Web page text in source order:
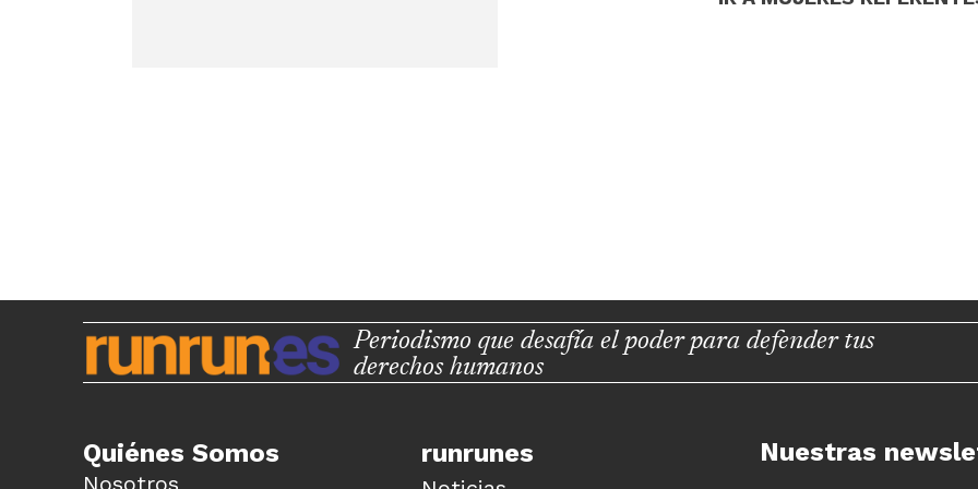
Periodismo que desafía el poder para defender tus
derechos humanos
Quiénes Somos runrunes Nuestras